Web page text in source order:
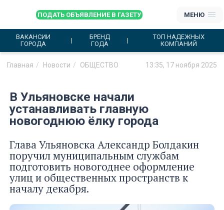
ПОДАТЬ ОБЪЯВЛЕНИЕ В ГАЗЕТУ МЕНЮ
ВАКАНСИИ
ГОРОДА
БРЕНД
ГОДА
ТОП НАДЕЖНЫХ
КОМПАНИЙ
Главная Новости ОБЩЕСТВО 13:35, 17 ноября 2025
В Ульяновске начали
устанавливать главную
новогоднюю ёлку города
Глава Ульяновска Александр Болдакин
поручил муниципальным службам
подготовить новогоднее оформление
улиц и общественных пространств к
началу декабря.